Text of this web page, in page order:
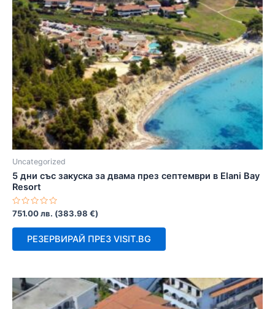
Uncategorized
5 дни със закуска за двама през септември в Elani Bay
Resort
Оценено
0
751.00лв. (383.98 €)
РЕЗЕРВИРАЙ ПРЕЗ VISIT.BG